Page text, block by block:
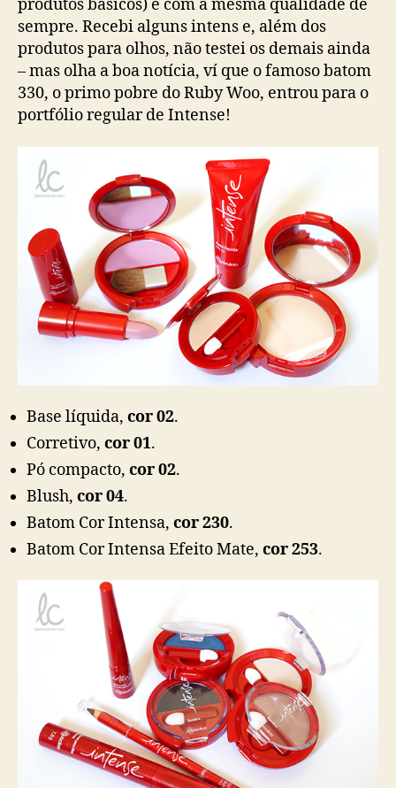
produtos básicos) e com a mesma qualidade de
sempre. Recebi alguns intens e, além dos
produtos para olhos, não testei os demais ainda
– mas olha a boa notícia, ví que o famoso batom
330, o primo pobre do Ruby Woo, entrou para o
portfólio regular de Intense!
Base líquida, cor 02.
Corretivo, cor 01.
Pó compacto, cor 02.
Blush, cor 04.
Batom Cor Intensa, cor 230.
Batom Cor Intensa Efeito Mate, cor 253.